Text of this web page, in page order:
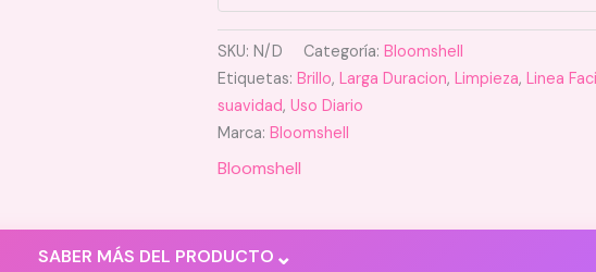
SKU: N/D Categoría: Bloomshell
Etiquetas: Brillo, Larga Duracion, Limpieza, Linea
suavidad, Uso Diario
Marca: Bloomshell
Bloomshell
SABER MÁS DEL PRODUCTO ⌄